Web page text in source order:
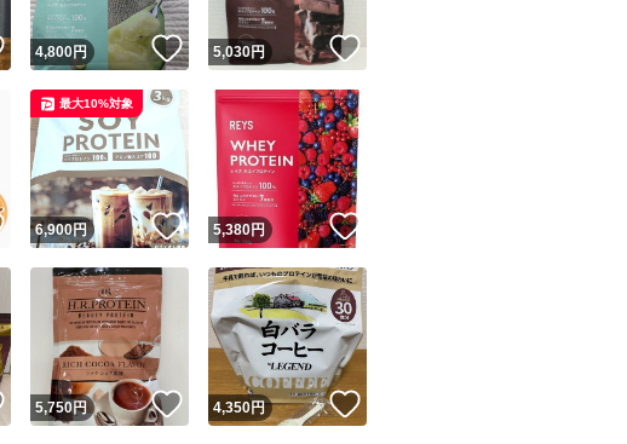
ユーザーの実績について
Yahoo!フリマが定めた一定の基準を満たしたユーザーにバッジを付与しています
安心取引出品者
安心取引出品者 Yahoo!フリマの基準をクリアした安心・安全なユーザーです
取引実績
取引実績◯+ このユーザーはYahoo!フリマの取引を完了させた実績があります
他フリマ実績◯+ このユーザーは他フリマサービスでの取引実績があります
この商品の情報をコピーします
商品画像の無断転載は禁止されています
コピーは1商品につき1回です
出品ページへ
いいね！
4,800円 いいね！
5,030円
いいね！
6,900円 いいね！
最大10%対象
5,380円
いいね！
5,750円 いいね！
4,350円